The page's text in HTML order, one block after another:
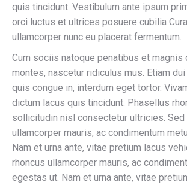
quis tincidunt. Vestibulum ante ipsum
orci luctus et ultrices posuere cubilia
ullamcorper nunc eu placerat fermentum.
Cum sociis natoque penatibus et magnis
montes, nascetur ridiculus mus. Etiam
quis congue in, interdum eget tortor.
dictum lacus quis tincidunt. Phasellus
sollicitudin nisl consectetur ultricies. Sed
ullamcorper mauris, ac condimentum
Nam et urna ante, vitae pretium lacus
rhoncus ullamcorper mauris, ac
egestas ut. Nam et urna ante, vitae